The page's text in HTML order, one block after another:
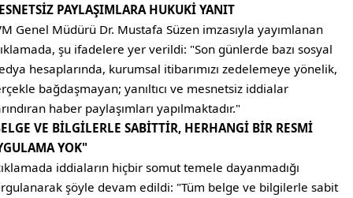
PAYLAŞIMLARA HUKUKİ YANIT
Genel Müdürü Dr. Mustafa Süzen imzasıyla yayımlanan
şu ifadelere yer verildi: "Son günlerde bazı sosyal
hesaplarında, kurumsal itibarımızı zedelemeye yönelik,
bağdaşmayan; yanıltıcı ve mesnetsiz iddialar
haber paylaşımları yapılmaktadır."
VE BİLGİLERLE SABİTTİR, HERHANGİ BİR RESMİ
YOK"
iddiaların hiçbir somut temele dayanmadığı
şöyle devam edildi: "Tüm belge ve bilgilerle sabit